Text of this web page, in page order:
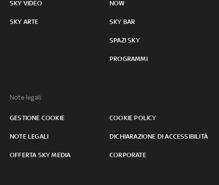
SKY VIDEO
SKY ARTE
NOW
SKY BAR
SPAZI SKY
PROGRAMMI
Note legali:
GESTIONE COOKIE COOKIE POLICY
NOTE LEGALI DICHIARAZIONE DI ACCESSIBILITÀ
OFFERTA SKY MEDIA CORPORATE